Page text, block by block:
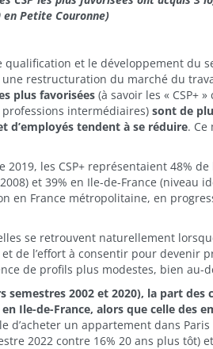
Petite Couronne)
qualification et le développement du
restructuration du marché du
plus favorisées (à savoir les « CSP+
professions intermédiaires) sont de
d’employés tendent à se réduire. Ce
2019, les CSP+ représentaient 48%
et 39% en Ile-de-France (niveau
en France métropolitaine, en
se retrouvent naturellement
et de l’effort à consentir pour
de profils plus modestes, bien au-
semestres 2002 et 2020), la part
en Ile-de-France, alors que celle des
d’acheter un appartement dans
2022 contre 16% 20 ans plus tôt)